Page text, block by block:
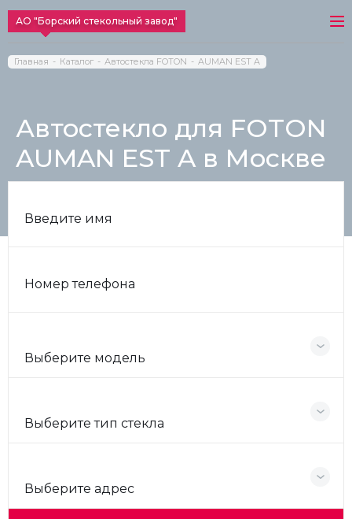
АО "Борский стекольный завод"
Главная Каталог Автостекла FOTON AUMAN EST A
Автостекло для FOTON
AUMAN EST A в Москве
Введите имя
Номер телефона
Выберите модель
Выберите тип стекла
Выберите адрес